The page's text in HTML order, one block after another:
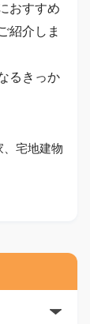
おすすめ
紹介しま
るきっか
、宅地建物